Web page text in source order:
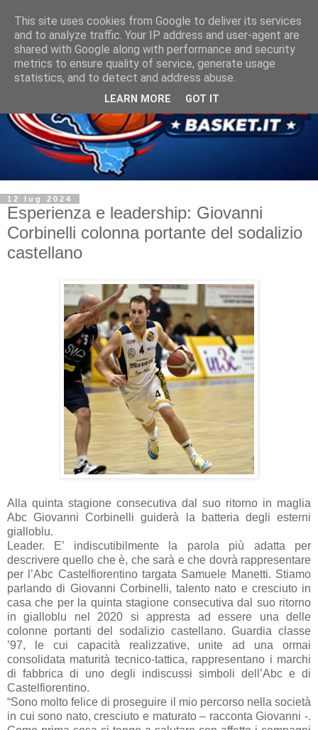
12 lug 2024
Esperienza e leadership: Giovanni
Corbinelli colonna portante del sodalizio
castellano
Alla quinta stagione consecutiva dal suo ritorno in maglia
Abc Giovanni Corbinelli guiderà la batteria degli esterni
gialloblu.
Leader. E’ indiscutibilmente la parola più adatta per
descrivere quello che è, che sarà e che dovrà rappresentare
per l’Abc Castelfiorentino targata Samuele Manetti. Stiamo
parlando di Giovanni Corbinelli, talento nato e cresciuto in
casa che per la quinta stagione consecutiva dal suo ritorno
in gialloblu nel 2020 si appresta ad essere una delle
colonne portanti del sodalizio castellano. Guardia classe
’97, le cui capacità realizzative, unite ad una ormai
consolidata maturità tecnico-tattica, rappresentano i marchi
di fabbrica di uno degli indiscussi simboli dell’Abc e di
Castelfiorentino.
“Sono molto felice di proseguire il mio percorso nella società
in cui sono nato, cresciuto e maturato – racconta Giovanni -.
This site uses cookies from Google to deliver its services
and to analyze traffic. Your IP address and user-agent are
shared with Google along with performance and security
metrics to ensure quality of service, generate usage
statistics, and to detect and address abuse.
LEARN MORE GOT IT